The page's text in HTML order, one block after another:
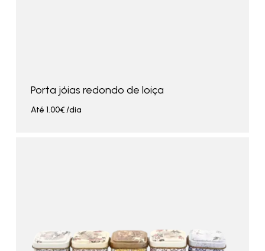
Porta jóias redondo de loiça
Até 1.00€/dia